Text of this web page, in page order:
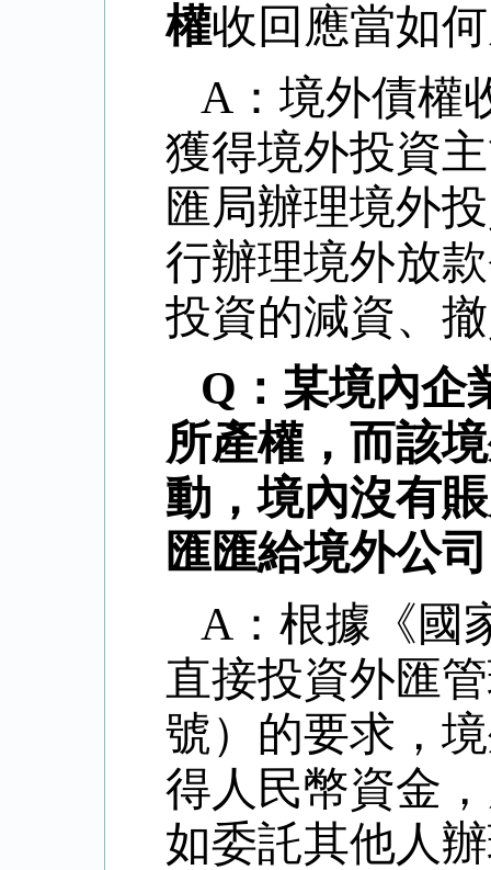
權收回應當如
A：境外債權
獲得境外投資
匯局辦理境外
行辦理境外放
投資的減資、
Q：某境內企
所產權，而該
動，境內沒有
匯匯給境外公
A：根據《國
直接投資外匯
號）的要求，
得人民幣資金
如委託其他人